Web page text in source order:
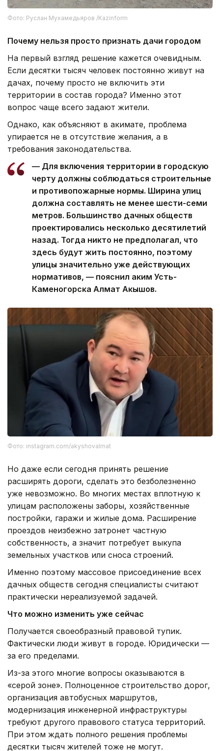
Фото: Руслан Мухамедьяров /Kazinform
Почему нельзя просто признать дачи городом
На первый взгляд решение кажется очевидным.
Если десятки тысяч человек постоянно живут на
дачах, почему просто не включить эти
территории в состав города? Именно этот
вопрос чаще всего задают жители.
Однако, как объясняют в акимате, проблема
упирается не в отсутствие желания, а в
требования законодательства.
— Для включения территории в городскую
черту должны соблюдаться строительные
и противопожарные нормы. Ширина улиц
должна составлять не менее шести-семи
метров. Большинство дачных обществ
проектировались несколько десятилетий
назад. Тогда никто не предполагал, что
здесь будут жить постоянно, поэтому
улицы значительно уже действующих
нормативов, — пояснил аким Усть-
Каменогорска Алмат Акышов.
Фото: instagram.com/akyshovalmat
Но даже если сегодня принять решение
расширять дороги, сделать это безболезненно
уже невозможно. Во многих местах вплотную к
улицам расположены заборы, хозяйственные
постройки, гаражи и жилые дома. Расширение
проездов неизбежно затронет частную
собственность, а значит потребует выкупа
земельных участков или сноса строений.
Именно поэтому массовое присоединение всех
дачных обществ сегодня специалисты считают
практически нереализуемой задачей.
Что можно изменить уже сейчас
Получается своеобразный правовой тупик.
Фактически люди живут в городе. Юридически —
за его пределами.
Из-за этого многие вопросы оказываются в
«серой зоне». Полноценное строительство дорог,
организация автобусных маршрутов,
модернизация инженерной инфраструктуры
требуют другого правового статуса территорий.
При этом ждать полного решения проблемы
десятки тысяч жителей тоже не могут.